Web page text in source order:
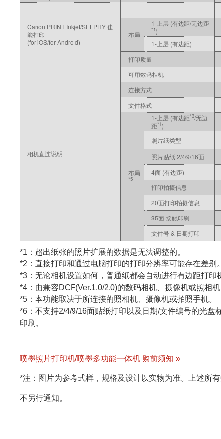
Canon PRINT Inkjet/SELPHY 佳
能打印
(for iOS/for Android)
布局
1-上层 (有边距/无边距
*1)
1-上层 (有边距)
打印质量
相机直连说明
可用数码相机
连接方式
文件格式
布局
*5
1-上层 (有边距*3/无边
距*1)
照片纸类型
照片贴纸 2/4/9/16面
4面 (有边距)
打印拍摄信息
20面打印拍摄信息
35面 接触印刷
文件号 & 日期打印
*1：超出纸张的照片扩展的数据是无法调整的。
*2：直接打印和通过电脑打印的打印分辨率可能存在差别
*3：无论相机设置如何，普通纸都会自动进行有边距打印
*4：由兼容DCF(Ver.1.0/2.0)的数码相机、摄像机或照相
*5：本功能取决于所连接的照相机、摄像机或拍照手机。
*6：不支持2/4/9/16面贴纸打印以及日期/文件编号的光
印刷。
喷墨照片打印机/喷墨多功能一体机 购前须知 »
*注：图片为参考式样，规格及设计以实物为准。上述所
不另行通知。